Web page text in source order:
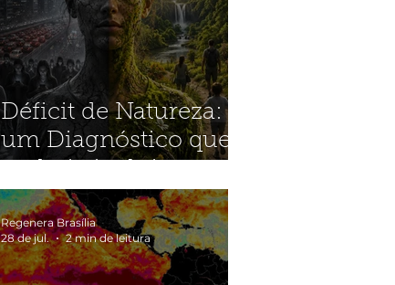
Déficit de Natureza:
um Diagnóstico que
toda a humanidade
Regenera Brasília
28 de jul.
2 min de leitura